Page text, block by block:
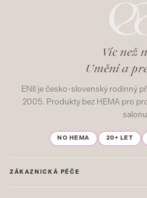
Víc než
Umění a
ENII je česko-slovenský rodinný
2005. Produkty bez HEMA pro
NO HEMA 20+ LET
ZÁKAZNICKÁ PÉČE